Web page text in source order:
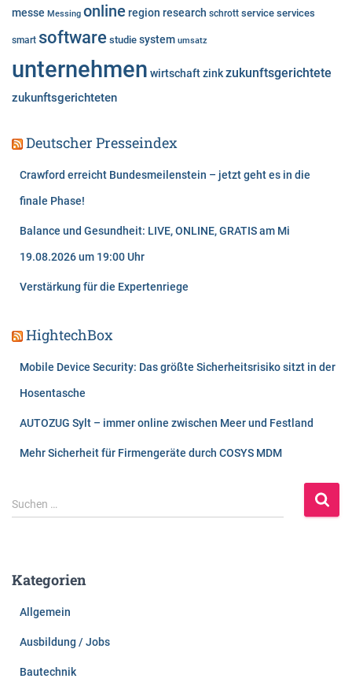
messe Messing online region research schrott service services
smart software studie system umsatz
unternehmen wirtschaftzinkzukunftsgerichtete
zukunftsgerichteten
Deutscher Presseindex
Crawford erreicht Bundesmeilenstein – jetzt geht es in die
finale Phase!
Balance und Gesundheit: LIVE, ONLINE, GRATIS am Mi
19.08.2026 um 19:00 Uhr
Verstärkung für die Expertenriege
HightechBox
Mobile Device Security: Das größte Sicherheitsrisiko sitzt in der
Hosentasche
AUTOZUG Sylt – immer online zwischen Meer und Festland
Mehr Sicherheit für Firmengeräte durch COSYS MDM
S
u
n
Suchen …
Kategorien
Allgemein
Ausbildung / Jobs
Bautechnik